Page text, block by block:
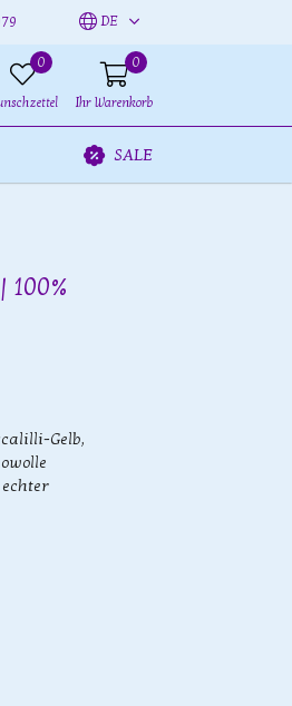
DE
0 0
Ihr Warenkorb
SALE
100%
Gelb,